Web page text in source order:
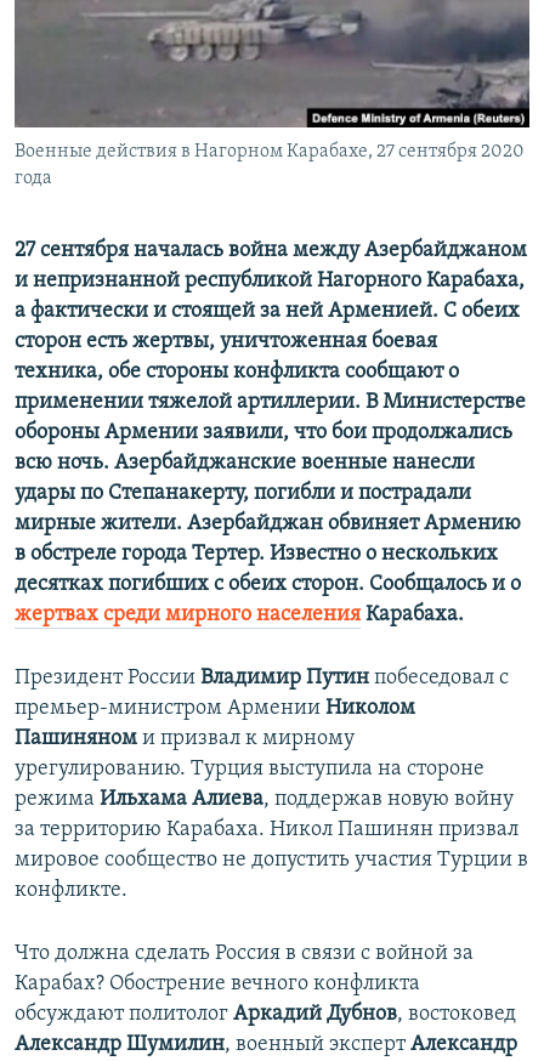
ПОБЕДИТЕЛЕЙ НЕ СУДЯТ?
КРЫМ.НЕПОКОРЕННЫЙ
УКРАИНСКАЯ ПРОБЛЕМА КРЫМА
ПРИСОЕДИНЯЙТЕСЬ!
Все сайты RFE/RL
Военные действия в Нагорном Карабахе, 27 сентября 2020
года
27 сентября началась война между Азербайджаном
и непризнанной республикой Нагорного Карабаха,
а фактически и стоящей за ней Арменией. С обеих
сторон есть жертвы, уничтоженная боевая
техника, обе стороны конфликта сообщают о
применении тяжелой артиллерии. В Министерстве
обороны Армении заявили, что бои продолжались
всю ночь. Азербайджанские военные нанесли
удары по Степанакерту, погибли и пострадали
мирные жители. Азербайджан обвиняет Армению
в обстреле города Тертер. Известно о нескольких
десятках погибших с обеих сторон. Сообщалось и о
жертвах среди мирного населения Карабаха.
Президент России Владимир Путин побеседовал с
премьер-министром Армении Николом
Пашиняном и призвал к мирному
урегулированию. Турция выступила на стороне
режима Ильхама Алиева, поддержав новую войну
за территорию Карабаха. Никол Пашинян призвал
мировое сообщество не допустить участия Турции в
конфликте.
Что должна сделать Россия в связи с войной за
Карабах? Обострение вечного конфликта
обсуждают политолог Аркадий Дубнов, востоковед
Александр Шумилин, военный экспертАлександр